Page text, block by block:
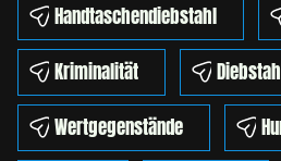
Handtaschendiebstahl
Kriminalität
Wertgegenstände